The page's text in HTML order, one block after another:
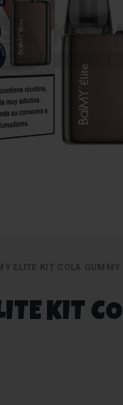
ELITE KIT COLA GUMMY
KIT